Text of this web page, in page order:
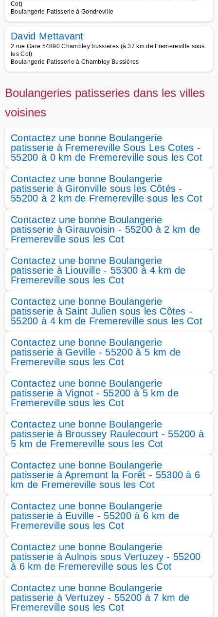
Cot)
Boulangerie Patisserie à Gondreville
David Mettavant
2 rue Gare 54890 Chambley bussieres (à 37 km de Fremereville sous
les Cot)
Boulangerie Patisserie à Chambley Bussières
Boulangeries patisseries dans les villes
voisines
Contactez une bonne Boulangerie
patisserie à Fremereville Sous Les Cotes -
55200 à 0 km de Fremereville sous les Cot
Contactez une bonne Boulangerie
patisserie à Gironville sous les Côtés -
55200 à 2 km de Fremereville sous les Cot
Contactez une bonne Boulangerie
patisserie à Girauvoisin - 55200 à 2 km de
Fremereville sous les Cot
Contactez une bonne Boulangerie
patisserie à Liouville - 55300 à 4 km de
Fremereville sous les Cot
Contactez une bonne Boulangerie
patisserie à Saint Julien sous les Côtes -
55200 à 4 km de Fremereville sous les Cot
Contactez une bonne Boulangerie
patisserie à Geville - 55200 à 5 km de
Fremereville sous les Cot
Contactez une bonne Boulangerie
patisserie à Vignot - 55200 à 5 km de
Fremereville sous les Cot
Contactez une bonne Boulangerie
patisserie à Broussey Raulecourt - 55200 à
5 km de Fremereville sous les Cot
Contactez une bonne Boulangerie
patisserie à Apremont la Forêt - 55300 à 6
km de Fremereville sous les Cot
Contactez une bonne Boulangerie
patisserie à Euville - 55200 à 6 km de
Fremereville sous les Cot
Contactez une bonne Boulangerie
patisserie à Aulnois sous Vertuzey - 55200
à 6 km de Fremereville sous les Cot
Contactez une bonne Boulangerie
patisserie à Vertuzey - 55200 à 7 km de
Fremereville sous les Cot